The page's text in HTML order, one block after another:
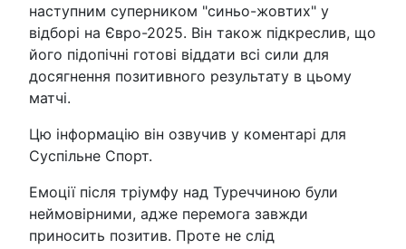
наступним суперником "синьо-жовтих" у
відборі на Євро-2025. Він також підкреслив, що
його підопічні готові віддати всі сили для
досягнення позитивного результату в цьому
матчі.
Цю інформацію він озвучив у коментарі для
Суспільне Спорт.
Емоції після тріумфу над Туреччиною були
неймовірними, адже перемога завжди
приносить позитив. Проте не слід